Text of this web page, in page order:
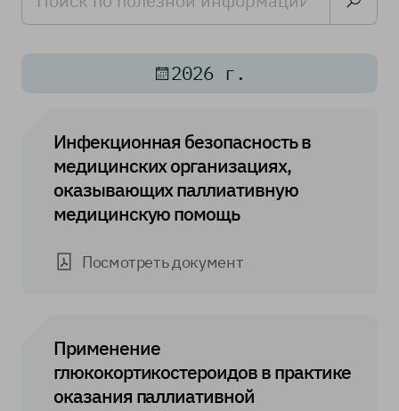
2026 г.
Инфекционная безопасность в
медицинских организациях,
оказывающих паллиативную
медицинскую помощь
Посмотреть документ
Применение
глюкокортикостероидов в практике
оказания паллиативной